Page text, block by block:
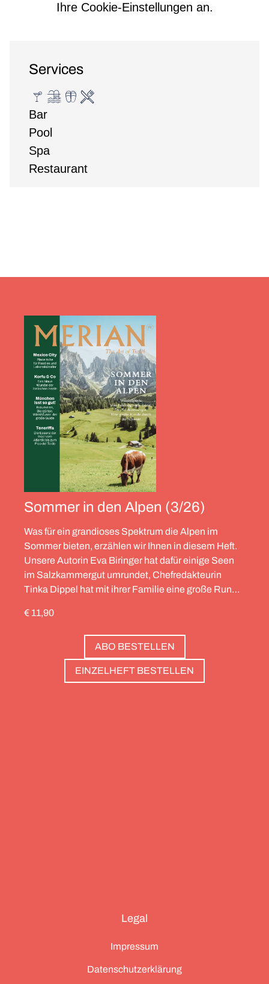
Ihre Cookie-Einstellungen an.
Services
Bar
Pool
Spa
Restaurant
Sommer in den Alpen (3/26)
Was für ein grandioses Spektrum die Alpen im
Sommer bieten, erzählen wir Ihnen in diesem Heft.
Unsere Autorin Eva Biringer hat dafür einige Seen
im Salzkammergut umrundet, Chefredakteurin
Tinka Dippel hat mit ihrer Familie eine große Runde
Helfrich ist über viele Gipfel gegangen – von
Salzburg bis nach Triest. Und die Redaktion hat
zwölf Hotels gesammelt, die zweierlei gemeinsam
haben: Sie sind die perfekte Basis, um Gipfel zu
stürmen. Und sie haben wunderschöne Pools, um
€ 11,90
ABO BESTELLEN
EINZELHEFT BESTELLEN
Legal
Impressum
Datenschutzerklärung